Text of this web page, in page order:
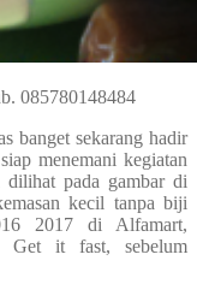
085780148484
banget sekarang hadir
menemani kegiatan
dilihat pada gambar di
kecil tanpa biji
2017 di Alfamart,
Get it fast, sebelum